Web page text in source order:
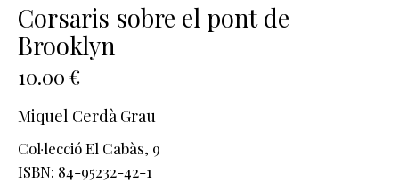
Corsaris sobre el pont de
Brooklyn
10.00 €
Miquel Cerdà Grau
Col·leccióEl Cabàs, 9
ISBN: 84-95232-42-1